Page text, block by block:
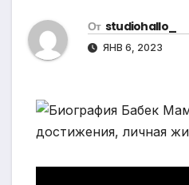
От studiohallo_
ЯНВ 6, 2023